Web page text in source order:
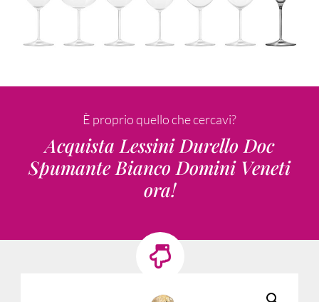
È proprio quello che cercavi?
Acquista Lessini Durello Doc
Spumante Bianco Domini Veneti
ora!